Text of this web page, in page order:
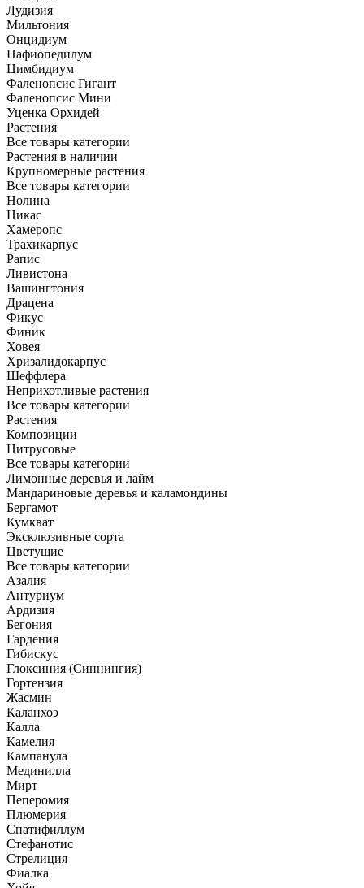
Лудизия
Мильтония
Онцидиум
Пафиопедилум
Цимбидиум
Фаленопсис Гигант
Фаленопсис Мини
Уценка Орхидей
Растения
Все товары категории
Растения в наличии
Крупномерные растения
Все товары категории
Нолина
Цикас
Хамеропс
Трахикарпус
Рапис
Ливистона
Вашингтония
Драцена
Фикус
Финик
Ховея
Хризалидокарпус
Шеффлера
Неприхотливые растения
Все товары категории
Растения
Композиции
Цитрусовые
Все товары категории
Лимонные деревья и лайм
Мандариновые деревья и каламондины
Бергамот
Кумкват
Эксклюзивные сорта
Цветущие
Все товары категории
Азалия
Антуриум
Ардизия
Бегония
Гардения
Гибискус
Глоксиния (Синнингия)
Гортензия
Жасмин
Каланхоэ
Калла
Камелия
Кампанула
Мединилла
Мирт
Пеперомия
Плюмерия
Спатифиллум
Стефанотис
Стрелиция
Фиалка